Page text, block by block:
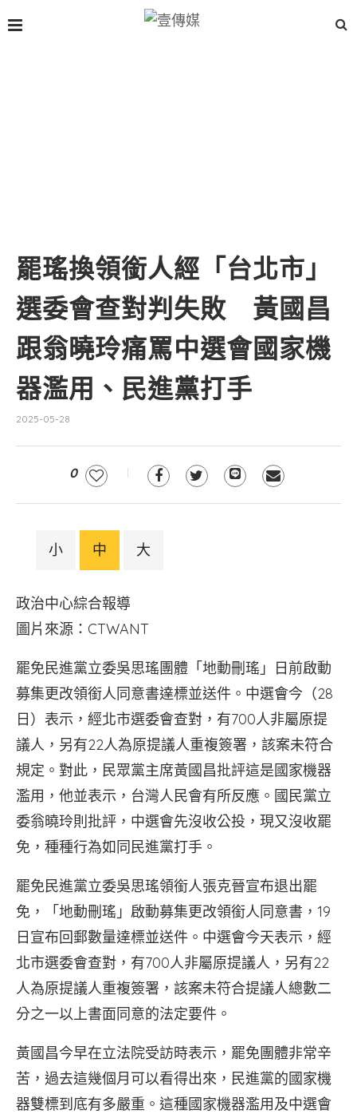
罷瑤換領銜人經「台北市」
選委會查對判失敗 黃國昌
跟翁曉玲痛罵中選會國家機
器濫用、民進黨打手
2025-05-28
0
小 中 大
政治中心綜合報導
圖片來源：CTWANT
罷免民進黨立委吳思瑤團體「地動刪瑤」日前啟動
募集更改領銜人同意書達標並送件。中選會今（28
日）表示，經北市選委會查對，有700人非屬原提
議人，另有22人為原提議人重複簽署，該案未符合
規定。對此，民眾黨主席黃國昌批評這是國家機器
濫用，他並表示，台灣人民會有所反應。國民黨立
委翁曉玲則批評，中選會先沒收公投，現又沒收罷
免，種種行為如同民進黨打手。
罷免民進黨立委吳思瑤領銜人張克晉宣布退出罷
免，「地動刪瑤」啟動募集更改領銜人同意書，19
日宣布回郵數量達標並送件。中選會今天表示，經
北市選委會查對，有700人非屬原提議人，另有22
人為原提議人重複簽署，該案未符合提議人總數二
分之一以上書面同意的法定要件。
黃國昌今早在立法院受訪時表示，罷免團體非常辛
苦，過去這幾個月可以看得出來，民進黨的國家機
器雙標到底有多嚴重。這種國家機器濫用及中選會